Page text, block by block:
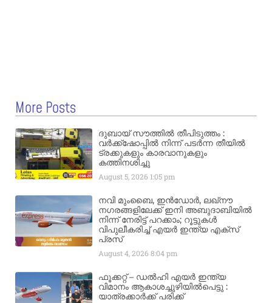
More Posts
ദുബായ് സൗത്തിൽ തീപിടുത്തം :
വർക്ക്‌ഷോപ്പിൽ നിന്ന് പടർന്ന തീയിൽ
ട്രക്കുകളും കാരവാനുകളും
കത്തിനശിച്ചു
August 5, 2026 1:05 pm
നവി മുംബൈ, ഇൻഡോർ, ലഖ്നൗ
നഗരങ്ങളിലേക്ക് ഇനി അബുദാബിയിൽ
നിന്ന് നേരിട്ട് പറക്കാം; റൂട്ടുകൾ
വിപുലീകരിച്ച് എയർ ഇന്ത്യ എക്സ്
പ്രസ്
August 4, 20268:04 pm
ഫൂക്കറ്റ് – ഡൽഹി എയര്‍ ഇന്ത്യ
വിമാനം ആകാശച്ചുഴിയില്‍പെട്ടു :
യാത്രക്കാര്‍ക്ക് പരിക്ക്